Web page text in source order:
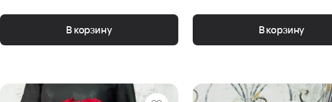
В корзину В корзину